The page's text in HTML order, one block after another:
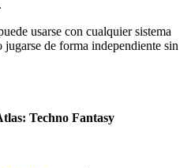
usarse con cualquier sistema
de forma independiente sin
Techno Fantasy